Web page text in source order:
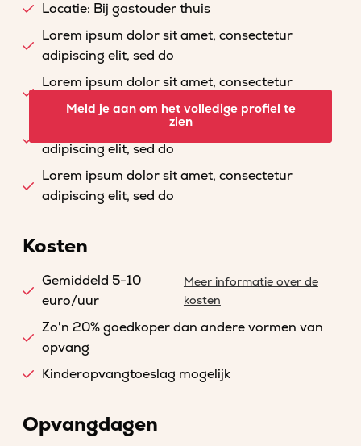
Locatie: Bij gastouder thuis
Lorem ipsum dolor sit amet, consectetur
adipiscing elit, sed do
Lorem ipsum dolor sit amet, consectetur
adipiscing elit, sed do
Lorem ipsum dolor sit amet, consectetur
adipiscing elit, sed do
Lorem ipsum dolor sit amet, consectetur
adipiscing elit, sed do
Meld je aan om het volledige profiel te
zien
Kosten
Gemiddeld 5-10
euro/uur
Meer informatie over de
kosten
Zo'n 20% goedkoper dan andere vormen van
opvang
Kinderopvangtoeslag mogelijk
Opvangdagen